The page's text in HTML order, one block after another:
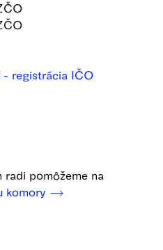
- registrácia IČO
radi pomôžeme na
komory ⟶